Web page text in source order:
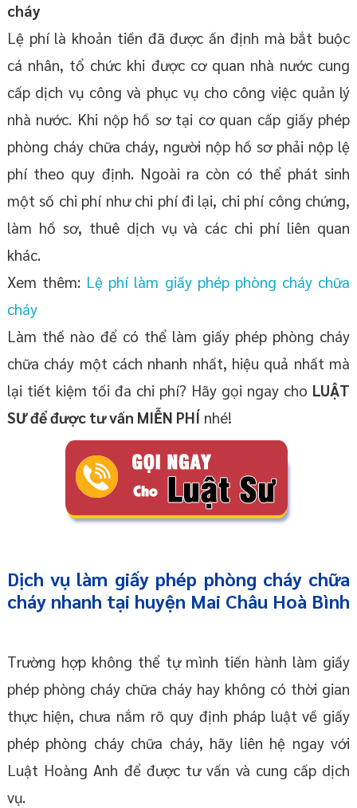
cháy
Lệ phí là khoản tiền đã được ấn định mà bắt buộc
cá nhân, tổ chức khi được cơ quan nhà nước cung
cấp dịch vụ công và phục vụ cho công việc quản lý
nhà nước. Khi nộp hồ sơ tại cơ quan cấp giấy phép
phòng cháy chữa cháy, người nộp hồ sơ phải nộp lệ
phí theo quy định. Ngoài ra còn có thể phát sinh
một số chi phí như chi phí đi lại, chi phí công chứng,
làm hồ sơ, thuê dịch vụ và các chi phí liên quan
khác.
Xem thêm: Lệ phí làm giấy phép phòng cháy chữa
cháy
Làm thế nào để có thể làm giấy phép phòng cháy
chữa cháy một cách nhanh nhất, hiệu quả nhất mà
lại tiết kiệm tối đa chi phí? Hãy gọi ngay cho LUẬT
SƯ để được tư vấn MIỄN PHÍnhé!
Dịch vụ làm giấy phép phòng cháy chữa
cháy nhanh tại huyện Mai Châu Hoà Bình
Trường hợp không thể tự mình tiến hành làm giấy
phép phòng cháy chữa cháy hay không có thời gian
thực hiện, chưa nắm rõ quy định pháp luật về giấy
phép phòng cháy chữa cháy, hãy liên hệ ngay với
Luật Hoàng Anh để được tư vấn và cung cấp dịch
vụ.